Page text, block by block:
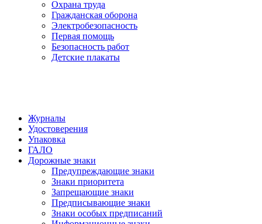
Охрана труда
Гражданская оборона
Электробезопасность
Первая помощь
Безопасность работ
Детские плакаты
Журналы
Удостоверения
Упаковка
ГАЛО
Дорожные знаки
Предупреждающие знаки
Знаки приоритета
Запрещающие знаки
Предписывающие знаки
Знаки особых предписаний